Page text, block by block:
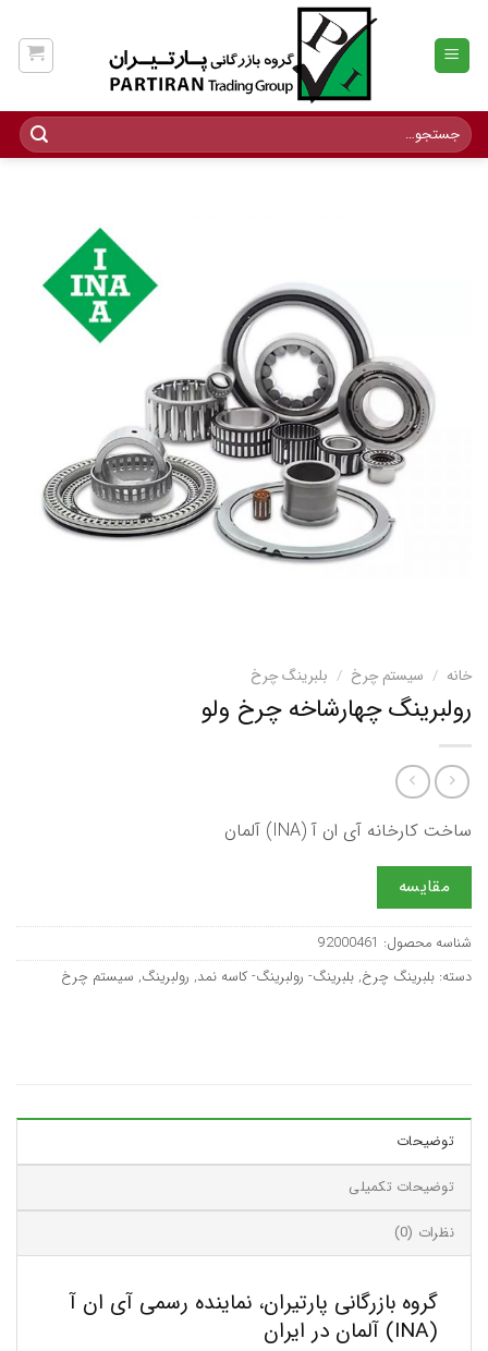
content
جستجو
برای:
خانه / سیستم چرخ / بلبرینگ چرخ
رولبرینگ چهارشاخه چرخ ولو
ساخت کارخانه آی ان آ (INA) آلمان
مقایسه
شناسه محصول: 92000461
دسته: بلبرینگ چرخ, بلبرینگ- رولبرینگ- کاسه نمد, رولبرینگ, سیستم چرخ
توضیحات
توضیحات تکمیلی
نظرات (0)
گروه بازرگانی پارتیران، نماینده رسمی آی ان آ
(INA) آلمان در ایران